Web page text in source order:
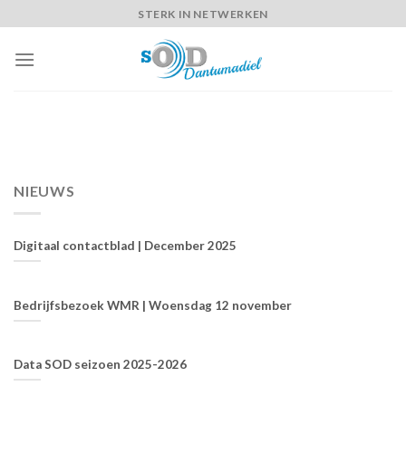
to
content
STERK IN NETWERKEN
NIEUWS
Digitaal contactblad | December 2025
Bedrijfsbezoek WMR | Woensdag 12 november
Data SOD seizoen 2025-2026